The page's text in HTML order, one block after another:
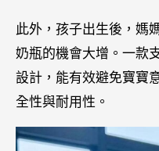
此外，孩子出生後，媽
奶瓶的機會大增。一款
設計，能有效避免寶寶
全性與耐用性。